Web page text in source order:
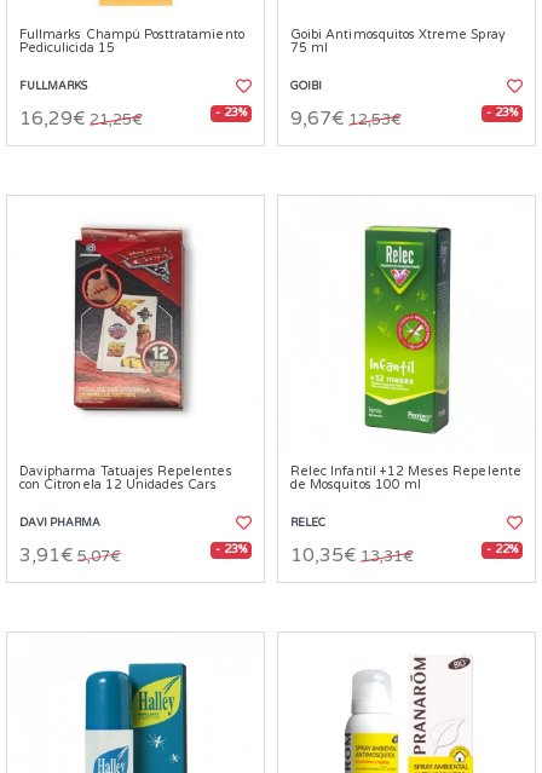
Fullmarks Champú Posttratamiento
Pediculicida 15
FULLMARKS
16,29€ 21,25€ - 23%
Goibi Antimosquitos Xtreme Spray
75 ml
GOIBI
9,67€ 12,53€ - 23%
Davipharma Tatuajes Repelentes
con Citronela 12 Unidades Cars
DAVI PHARMA
3,91€ 5,07€ - 23%
Relec Infantil +12 Meses Repelente
de Mosquitos 100 ml
RELEC
10,35€ 13,31€ - 22%